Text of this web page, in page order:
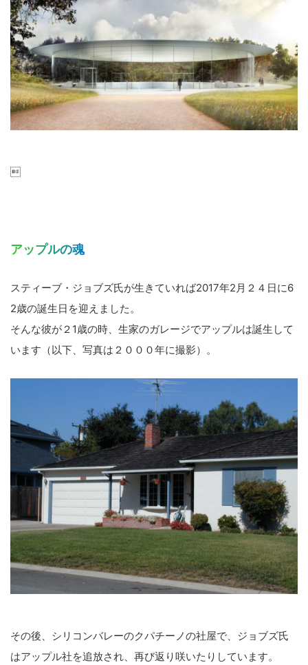

アップルの魂
スティーブ・ジョブズ氏が生きていれば2017年2月２４日に6
2歳の誕生日を迎えました。
そんな彼が２1歳の時、生家のガレージでアップルは誕生して
います（以下、写真は２０００年に撮影）。
その後、シリコンバレーのクパチーノの社屋で、ジョブズ氏
はアップル社を追放され、再び返り咲いたりしています。